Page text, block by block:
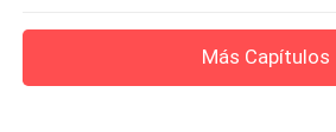
Más Capítulos